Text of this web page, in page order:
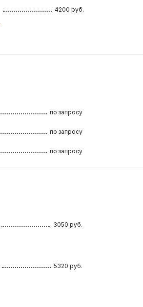
4200 руб.
по запросу
по запросу
по запросу
3050 руб.
5320 руб.